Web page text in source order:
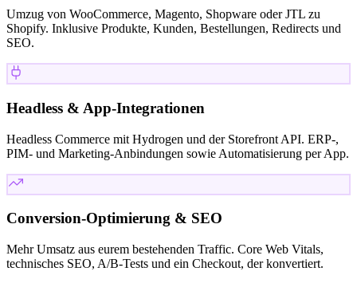
Umzug von WooCommerce, Magento, Shopware oder JTL zu
Shopify. Inklusive Produkte, Kunden, Bestellungen, Redirects und
SEO.
Headless & App-Integrationen
Headless Commerce mit Hydrogen und der Storefront API. ERP-,
PIM- und Marketing-Anbindungen sowie Automatisierung per App.
Conversion-Optimierung & SEO
Mehr Umsatz aus eurem bestehenden Traffic. Core Web Vitals,
technisches SEO, A/B-Tests und ein Checkout, der konvertiert.